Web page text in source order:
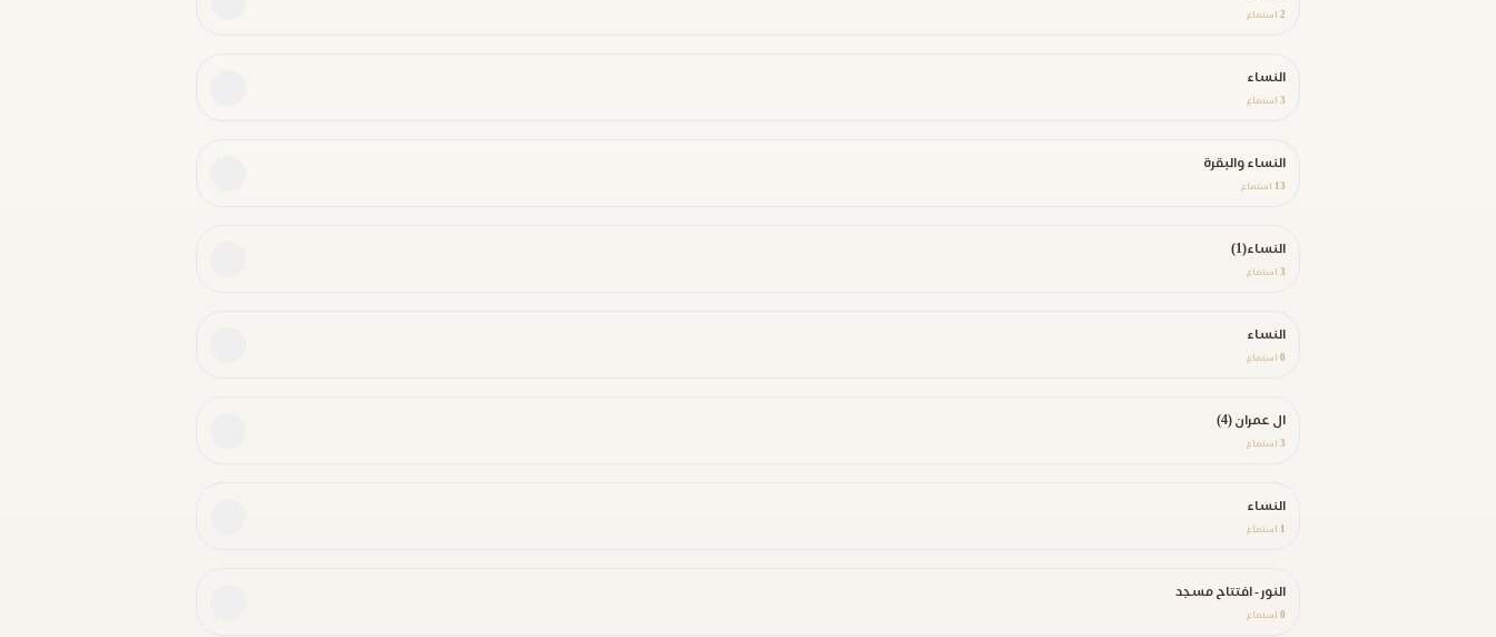
2 استماع
النساء
3 استماع
النساء والبقرة
13 استماع
النساء(1)
3 استماع
النساء
0 استماع
ال عمران (4)
3 استماع
النساء
1 استماع
النور - افتتاح مسجد
0 استماع